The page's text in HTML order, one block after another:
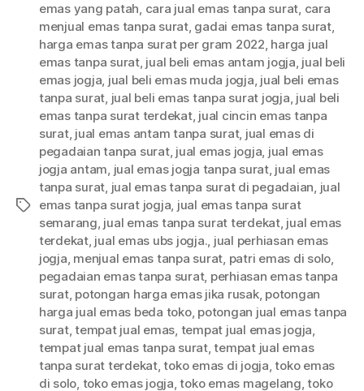
emas yang patah, cara jual emas tanpa surat, cara
menjual emas tanpa surat, gadai emas tanpa surat,
harga emas tanpa surat per gram 2022, harga jual
emas tanpa surat, jual beli emas antam jogja, jual beli
emas jogja, jual beli emas muda jogja, jual beli emas
tanpa surat, jual beli emas tanpa surat jogja, jual beli
emas tanpa surat terdekat, jual cincin emas tanpa
surat, jual emas antam tanpa surat, jual emas di
pegadaian tanpa surat, jual emas jogja, jual emas
jogja antam, jual emas jogja tanpa surat, jual emas
tanpa surat, jual emas tanpa surat di pegadaian, jual
emas tanpa surat jogja, jual emas tanpa surat
semarang, jual emas tanpa surat terdekat, jual emas
terdekat, jual emas ubs jogja., jual perhiasan emas
jogja, menjual emas tanpa surat, patri emas di solo,
pegadaian emas tanpa surat, perhiasan emas tanpa
surat, potongan harga emas jika rusak, potongan
harga jual emas beda toko, potongan jual emas tanpa
surat,tempat jual emas, tempat jual emas jogja,
tempat jual emas tanpa surat,tempat jual emas
tanpa surat terdekat,toko emas di jogja,toko emas
di solo, toko emas jogja,toko emas magelang,toko